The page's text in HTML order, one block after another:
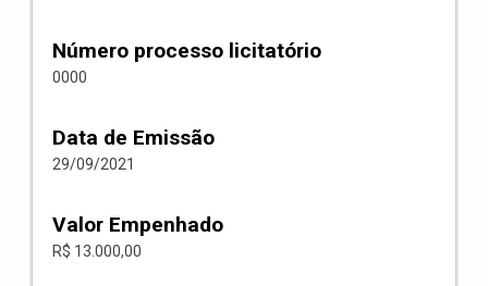
Número processo licitatório
0000
Data de Emissão
29/09/2021
Valor Empenhado
R$ 13.000,00